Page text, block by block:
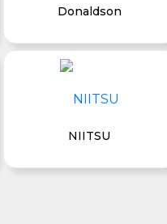
Donaldson
NIITSU